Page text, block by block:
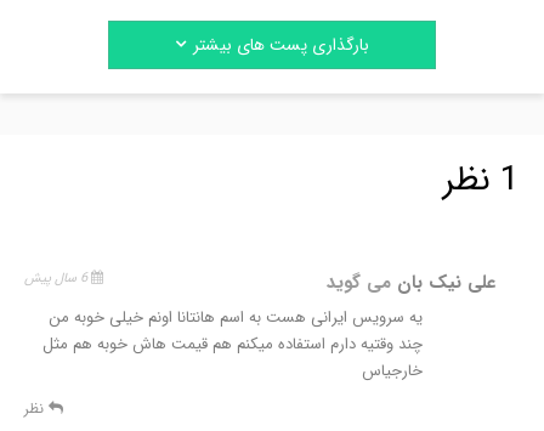
بارگذاری پست های بیشتر
1 نظر
علی نیک بان می گوید
یه سرویس ایرانی هست به اسم هانتانا اونم خیلی خوبه من
چند وقتیه دارم استفاده میکنم هم قیمت هاش خوبه هم مثل
خارجیاس
نظر